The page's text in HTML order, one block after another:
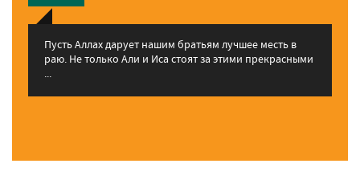
Пусть Аллах дарует нашим братьям лучшее месть в
раю. Не только Али и Иса стоят за этими прекрасными
...